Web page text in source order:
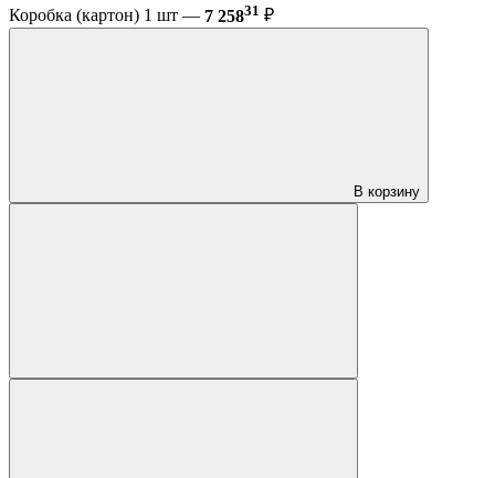
Коробка (картон) 1 шт — 7 25831 ₽
В корзину